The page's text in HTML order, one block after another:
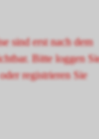
sind erst nach dem
Bitte loggen
registrieren Sie